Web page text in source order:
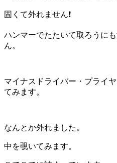
固くて外れません❗
ハンマーでたたいて取ろうに
ん。
マイナスドライバー・プライ
てみます。
なんとか外れました。
中を覗いてみます。